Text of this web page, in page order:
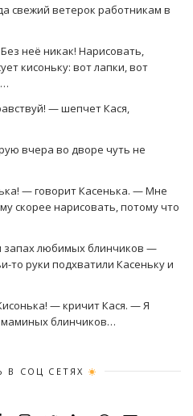
свежий ветерок работникам в
неё никак! Нарисовать,
кисоньку: вот лапки, вот
— шепчет Кася,
вчера во дворе чуть не
— говорит Касенька. — Мне
скорее нарисовать, потому что
запах любимых блинчиков —
то руки подхватили Касеньку и
— кричит Кася. — Я
маминых блинчиков…
В СОЦ СЕТЯХ